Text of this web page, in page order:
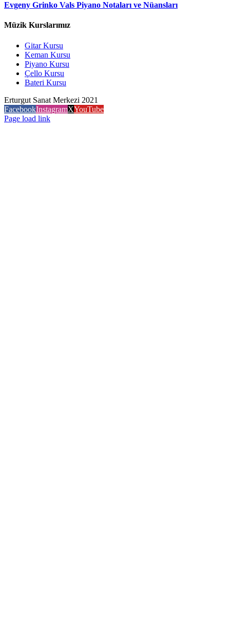
Evgeny Grinko Vals Piyano Notaları ve Nüansları
Müzik Kurslarımız
Gitar Kursu
Keman Kursu
Piyano Kursu
Çello Kursu
Bateri Kursu
Erturgut Sanat Merkezi 2021
FacebookInstagramXYouTube
Page load link